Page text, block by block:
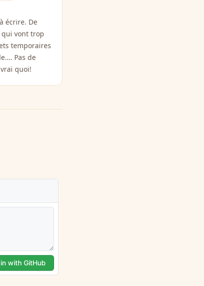
écrire. De
vont trop
temporaires
Pas de
quoi!